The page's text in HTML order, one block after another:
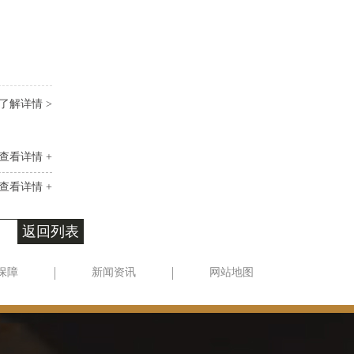
解详情 >
看详情 +
看详情 +
返回列表
障 新闻资讯 网站地图